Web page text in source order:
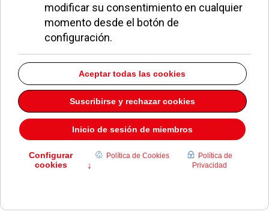
Me dicen que Eva Cabello se siente utilizada,
manipulada por la alcaldesa para la causa pepera.
Allá ella, que se ha dejado utilizar. Viste mucho de
cara al electorado popular -y más en Pozuelo-